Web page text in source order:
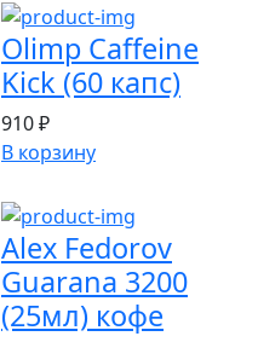
Olimp Caffeine
Kick (60 капс)
910 ₽
В корзину
Alex Fedorov
Guarana 3200
(25мл) кофе